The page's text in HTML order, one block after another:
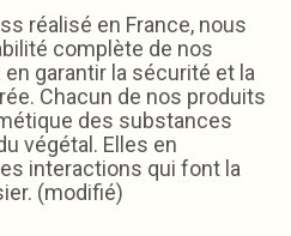
réalisé en France, nous
complète de nos
garantir la sécurité et la
Chacun de nos produits
des substances
végétal. Elles en
interactions qui font la
(modifié)